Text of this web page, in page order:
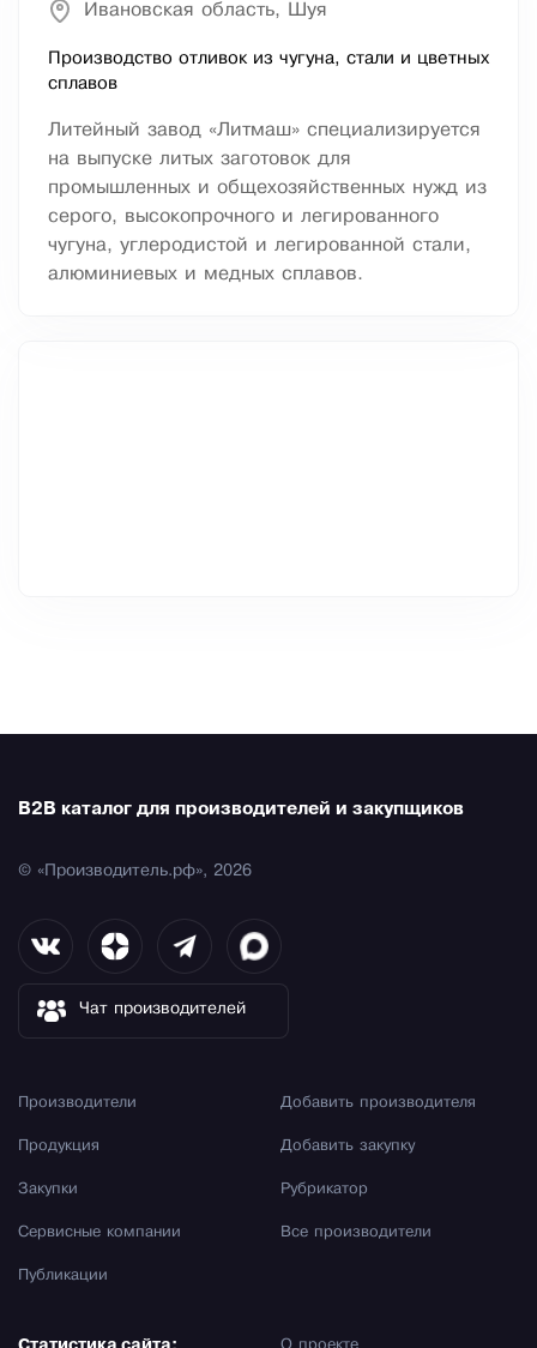
Ивановская область, Шуя
Производство отливок из чугуна, стали и цветных
сплавов
Литейный завод «Литмаш» специализируется
на выпуске литых заготовок для
промышленных и общехозяйственных нужд из
серого, высокопрочного и легированного
чугуна, углеродистой и легированной стали,
алюминиевых и медных сплавов.
B2B каталог для производителей и закупщиков
© «Производитель.рф», 2026
Чат производителей
Производители
Продукция
Закупки
Сервисные компании
Публикации
Добавить производителя
Добавить закупку
Рубрикатор
Все производители